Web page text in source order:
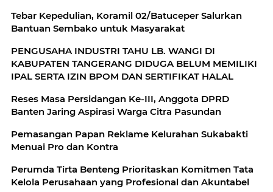
Tebar Kepedulian, Koramil 02/Batuceper Salurkan
Bantuan Sembako untuk Masyarakat
PENGUSAHA INDUSTRI TAHU LB. WANGI DI
KABUPATEN TANGERANG DIDUGA BELUM MEMILIKI
IPAL SERTA IZIN BPOM DAN SERTIFIKAT HALAL
Reses Masa Persidangan Ke-III, Anggota DPRD
Banten Jaring Aspirasi Warga Citra Pasundan
Pemasangan Papan Reklame Kelurahan Sukabakti
Menuai Pro dan Kontra
Perumda Tirta Benteng Prioritaskan Komitmen Tata
Kelola Perusahaan yang Profesional dan Akuntabel